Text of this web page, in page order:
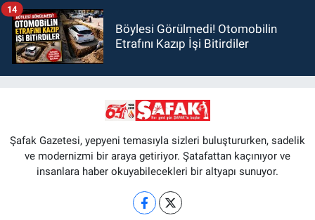
Böylesi Görülmedi! Otomobilin
Etrafını Kazıp İşi Bitirdiler
14
Şafak Gazetesi, yepyeni temasıyla sizleri buluştururken, sadelik
ve modernizmi bir araya getiriyor. Şatafattan kaçınıyor ve
insanlara haber okuyabilecekleri bir altyapı sunuyor.